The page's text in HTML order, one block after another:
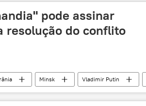
pode assinar
resolução do conflito
Minsk Vladimir Putin
reunião